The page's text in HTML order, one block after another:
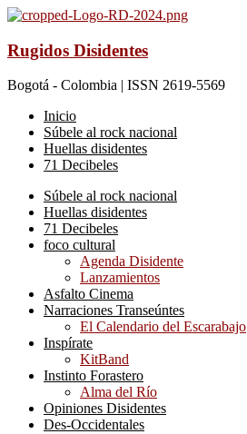
Rugidos Disidentes
Bogotá - Colombia | ISSN 2619-5569
Inicio
Súbele al rock nacional
Huellas disidentes
71 Decibeles
Súbele al rock nacional
Huellas disidentes
71 Decibeles
foco cultural
Agenda Disidente
Lanzamientos
Asfalto Cinema
Narraciones Transeúntes
El Calendario del Escarabajo
Inspírate
KitBand
Instinto Forastero
Alma del Río
Opiniones Disidentes
Des-Occidentales